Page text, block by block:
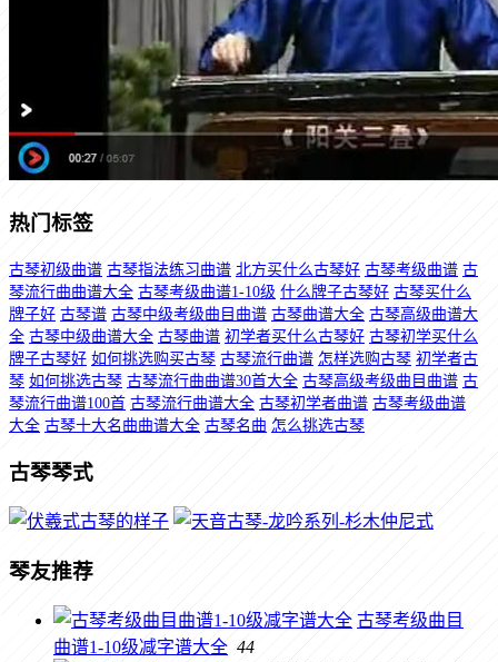
热门标签
古琴初级曲谱 古琴指法练习曲谱 北方买什么古琴好 古琴考级曲谱 古
琴流行曲曲谱大全 古琴考级曲谱1-10级 什么牌子古琴好 古琴买什么
牌子好 古琴谱 古琴中级考级曲目曲谱 古琴曲谱大全 古琴高级曲谱大
全 古琴中级曲谱大全 古琴曲谱 初学者买什么古琴好 古琴初学买什么
牌子古琴好 如何挑选购买古琴 古琴流行曲谱 怎样选购古琴 初学者古
琴 如何挑选古琴 古琴流行曲曲谱30首大全 古琴高级考级曲目曲谱 古
琴流行曲谱100首 古琴流行曲谱大全 古琴初学者曲谱 古琴考级曲谱
大全 古琴十大名曲曲谱大全 古琴名曲 怎么挑选古琴
古琴琴式
琴友推荐
古琴考级曲目
曲谱1-10级减字谱大全 44